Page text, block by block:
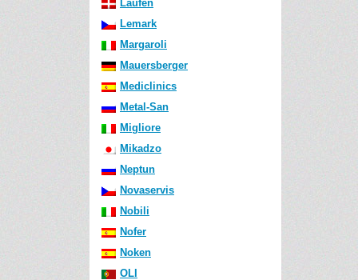
Laufen
Lemark
Margaroli
Mauersberger
Mediclinics
Metal-San
Migliore
Mikadzo
Neptun
Novaservis
Nobili
Nofer
Noken
OLI